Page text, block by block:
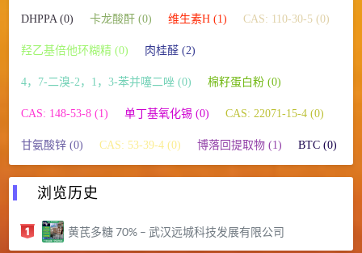
DHPPA (0) 卡龙酸酐 (0) 维生素H (1) CAS: 110-30-5 (0)
羟乙基倍他环糊精 (0) 肉桂醛 (2)
4，7-二溴-2，1，3-苯并噻二唑 (0) 棉籽蛋白粉 (0)
CAS: 148-53-8 (1) 单丁基氧化锡 (0) CAS: 22071-15-4 (0)
甘氨酸锌 (0) CAS: 53-39-4 (0) 博落回提取物 (1) BTC (0)
浏览历史
黄芪多糖 70% – 武汉远城科技发展有限公司